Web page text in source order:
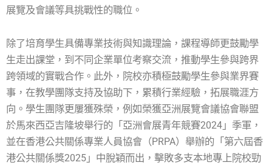
展覽及會議等具挑戰性的職位。
除了培育學生具備專業技術與知識理論，課程導師更鼓勵學
生走出課堂，到不同企業單位考察交流，推動學生參與跨界
跨領域的實戰合作。此外，院校亦積極鼓勵學生參與業界賽
事，在教學團隊支持及協助下，累積行業經驗，拓展職涯方
向。學生團隊更屢獲殊榮，例如榮獲亞洲展覽會議協會聯盟
於馬來西亞吉隆坡舉行的「亞洲會展青年競賽2024」季軍，
並在香港公共關係專業人員協會（PRPA）舉辦的「第六屆香
港公共關係獎2025」中脫穎而出，擊敗多支本地專上院校勁